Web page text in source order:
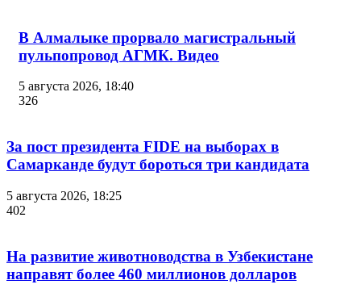
В Алмалыке прорвало магистральный
пульпопровод АГМК. Видео
5 августа 2026, 18:40
326
За пост президента FIDE на выборах в
Самарканде будут бороться три кандидата
5 августа 2026, 18:25
402
На развитие животноводства в Узбекистане
направят более 460 миллионов долларов